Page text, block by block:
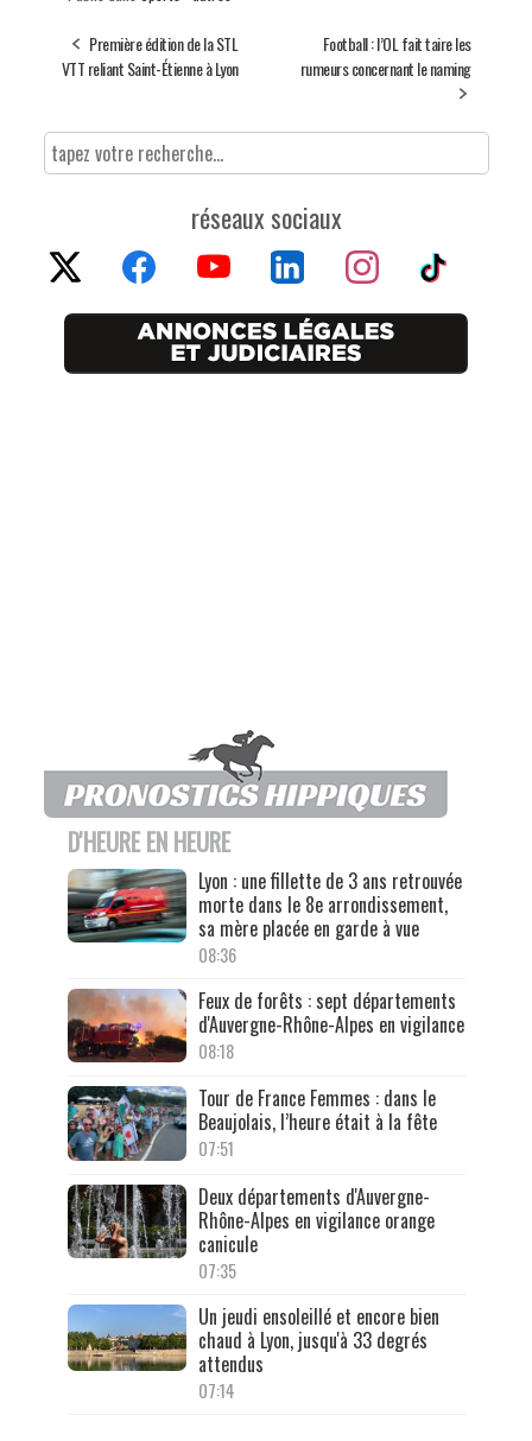
Première édition de la STL
VTT reliant Saint-Étienne à Lyon
Football : l’OL fait taire les
rumeurs concernant le naming
réseaux sociaux
D'HEURE EN HEURE
Lyon : une fillette de 3 ans retrouvée
morte dans le 8e arrondissement,
sa mère placée en garde à vue
08:36
Feux de forêts : sept départements
d'Auvergne-Rhône-Alpes en vigilance
08:18
Tour de France Femmes : dans le
Beaujolais, l’heure était à la fête
07:51
Deux départements d'Auvergne-
Rhône-Alpes en vigilance orange
canicule
07:35
Un jeudi ensoleillé et encore bien
chaud à Lyon, jusqu'à 33 degrés
attendus
07:14